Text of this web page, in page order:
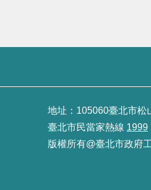
地址：105060臺北市松
臺北市民當家熱線 1999
版權所有@臺北市政府